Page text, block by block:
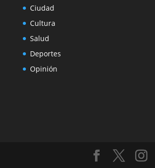
Ciudad
Cultura
Salud
Deportes
Opinión